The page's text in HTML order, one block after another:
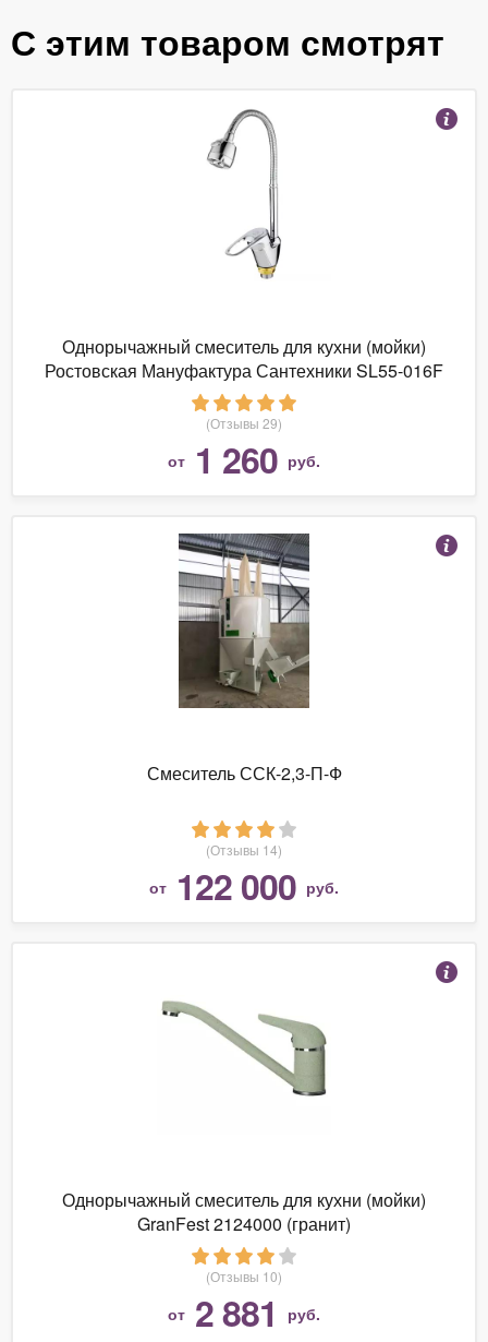
С этим товаром смотрят
Однорычажный смеситель для кухни (мойки)
Ростовская Мануфактура Сантехники SL55-016F
(Отзывы 29)
от 1 260 руб.
Смеситель ССК-2,3-П-Ф
(Отзывы 14)
от 122 000 руб.
Однорычажный смеситель для кухни (мойки)
GranFest 2124000 (гранит)
(Отзывы 10)
от 2 881 руб.